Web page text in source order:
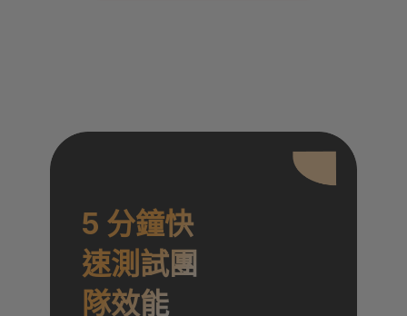
5 分鐘快
速測試團
隊效能